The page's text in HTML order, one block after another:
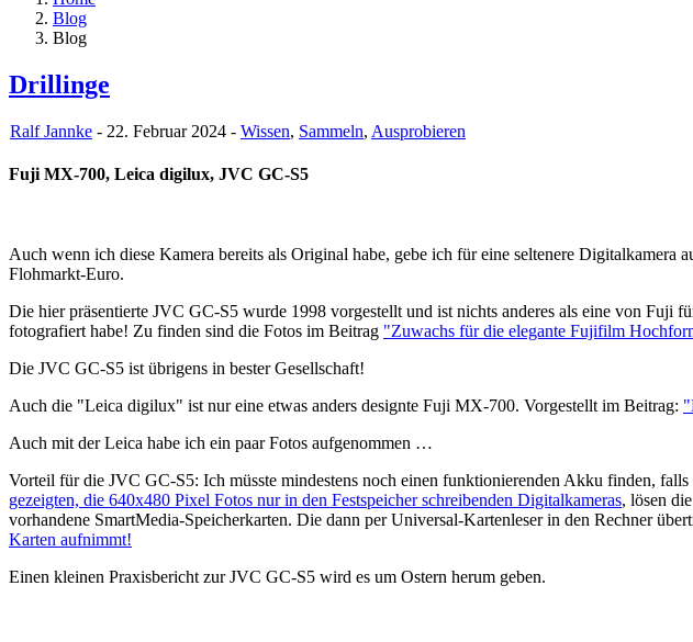
Blog
Blog
Drillinge
Ralf Jannke - 22. Februar 2024 - Wissen, Sammeln, Ausprobieren
Fuji MX-700, Leica digilux, JVC GC-S5
Auch wenn ich diese Kamera bereits als Original habe, gebe ich für eine seltenere
Flohmarkt-Euro.
Die hier präsentierte JVC GC-S5 wurde 1998 vorgestellt und ist nichts anderes als eine von
fotografiert habe! Zu finden sind die Fotos im Beitrag "Zuwachs für die elegante Fujifilm
Die JVC GC-S5 ist übrigens in bester Gesellschaft!
Auch die "Leica digilux" ist nur eine etwas anders designte Fuji MX-700. Vorgestellt im Beitrag:
Auch mit der Leica habe ich ein paar Fotos aufgenommen …
Vorteil für die JVC GC-S5: Ich müsste mindestens noch einen funktionierenden Akku finden,
gezeigten, die 640x480 Pixel Fotos nur in den Festspeicher schreibenden Digitalkameras, lösen
vorhandene SmartMedia-Speicherkarten. Die dann per Universal-Kartenleser in den Rechner
Karten aufnimmt!
Einen kleinen Praxisbericht zur JVC GC-S5 wird es um Ostern herum geben.